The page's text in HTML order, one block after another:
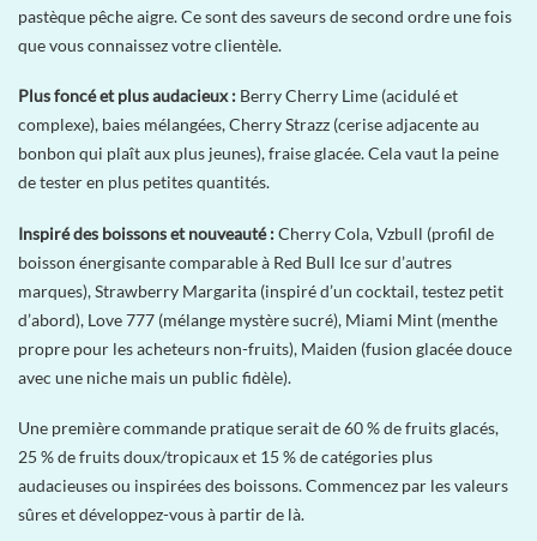
pastèque pêche aigre. Ce sont des saveurs de second ordre une fois
que vous connaissez votre clientèle.
Plus foncé et plus audacieux : Berry Cherry Lime (acidulé et
complexe), baies mélangées, Cherry Strazz (cerise adjacente au
bonbon qui plaît aux plus jeunes), fraise glacée. Cela vaut la peine
de tester en plus petites quantités.
Inspiré des boissons et nouveauté :Cherry Cola, Vzbull (profil de
boisson énergisante comparable à Red Bull Ice sur d’autres
marques), Strawberry Margarita (inspiré d’un cocktail, testez petit
d’abord), Love 777 (mélange mystère sucré), Miami Mint (menthe
propre pour les acheteurs non-fruits), Maiden (fusion glacée douce
avec une niche mais un public fidèle).
Une première commande pratique serait de 60 % de fruits glacés,
25 % de fruits doux/tropicaux et 15 % de catégories plus
audacieuses ou inspirées des boissons. Commencez par les valeurs
sûres et développez-vous à partir de là.